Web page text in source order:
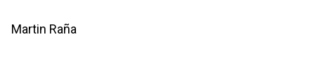
Martin Raña